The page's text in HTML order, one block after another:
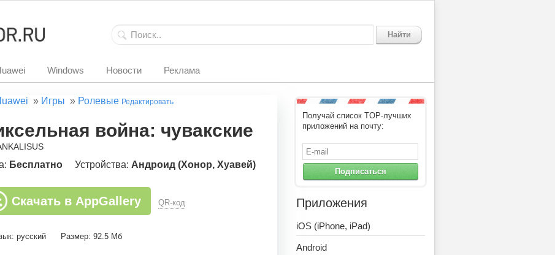
Найти
Windows Новости Реклама
» Игры » Ролевые Редактировать
война: чувакские битвы бравл старс
Бесплатно Устройства: Андроид (Хонор, Хуавей)
Скачать в AppGallery QR-код
русский Размер: 92.5 Мб
Получай список TOP-лучших
приложений на почту:
Подписаться
Приложения
iOS (iPhone, iPad)
Android